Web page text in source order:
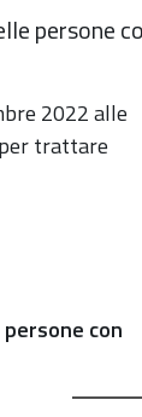
persone
2022 alle
trattare
persone con